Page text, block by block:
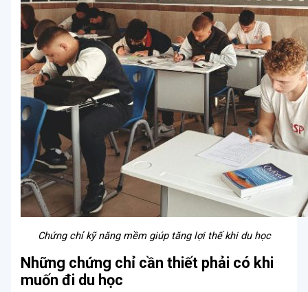
Chứng chỉ kỹ năng mềm giúp tăng lợi thế khi du học
Những chứng chỉ cần thiết phải có khi
muốn đi du học